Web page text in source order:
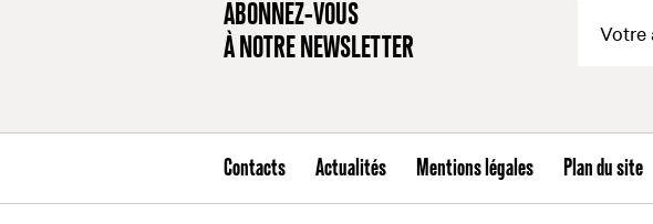
ABONNEZ-VOUS
À NOTRE NEWSLETTER
Contacts Actualités Mentions légales Plan du site